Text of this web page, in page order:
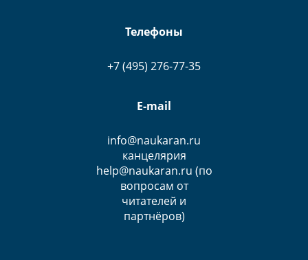
Телефоны
+7 (495) 276-77-35
E-mail
info@naukaran.ru
канцелярия
help@naukaran.ru (по
вопросам от
читателей и
партнёров)